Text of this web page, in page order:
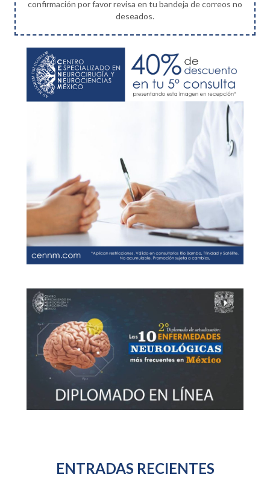
confirmación por favor revisa en tu bandeja de correos no
deseados.
ENTRADAS RECIENTES